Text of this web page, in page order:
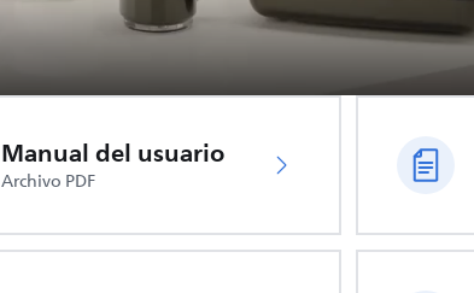
Manual del usuario
Archivo PDF